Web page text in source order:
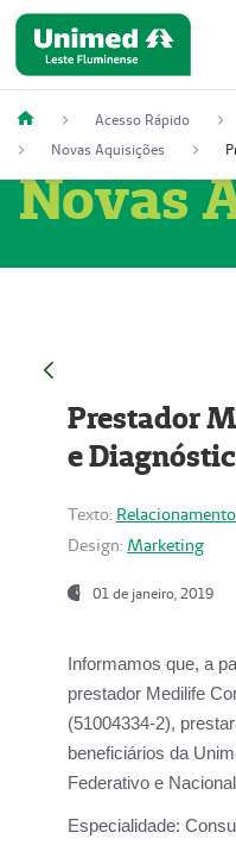
Acesso Rápido
Novas Aquisições
Novas
Prestador
e
Texto:
Design: Marketing
01 de janeiro, 2019
Informamos que, a
prestador Medilife
(51004334-2),
beneficiários da
Federativo e
Especialidade: